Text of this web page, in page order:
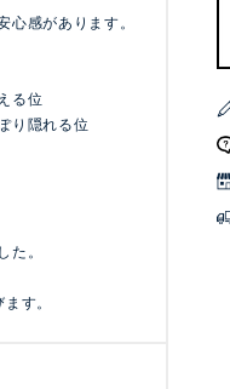
心感があります。
る位
り隠れる位
た。
す。